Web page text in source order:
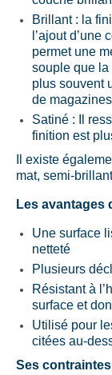
Brillant : la
l’ajout
permet une
souple que la
plus souvent
de
Satiné : Il
finition est
Il existe
mat, semi-
Les avantages
Une surface
netteté
Plusieurs
Résistant à
surface et
Utilisé pour
citées au-
Ses